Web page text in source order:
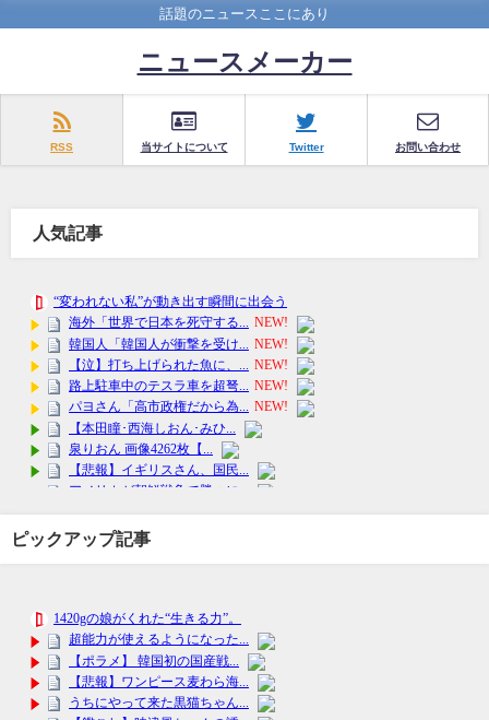
話題のニュースここにあり
ニュースメーカー
RSS 当サイトについて Twitter お問い合わせ
人気記事
ピックアップ記事